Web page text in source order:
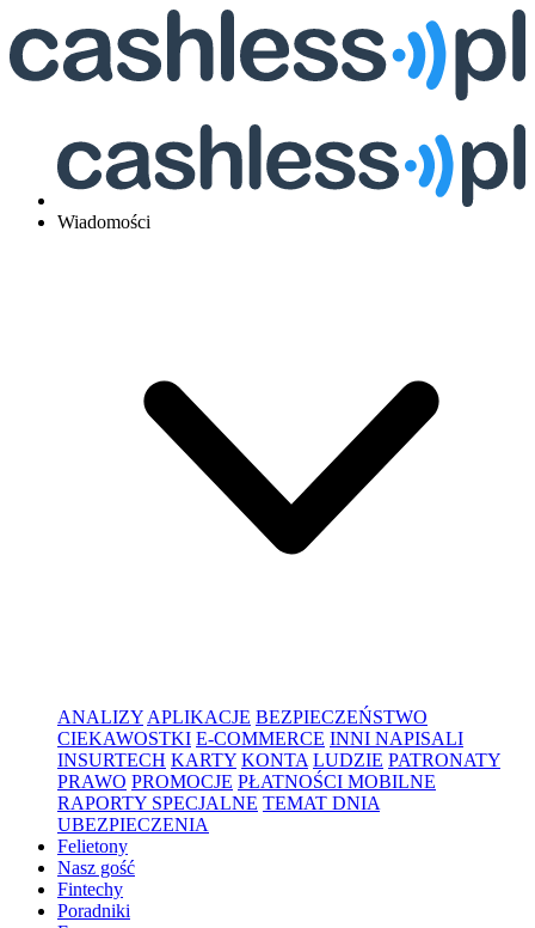
Wiadomości
ANALIZY APLIKACJE BEZPIECZEŃSTWO
CIEKAWOSTKI E-COMMERCE INNI NAPISALI
INSURTECH KARTY KONTA LUDZIE PATRONATY
PRAWO PROMOCJE PŁATNOŚCI MOBILNE
RAPORTY SPECJALNE TEMAT DNIA
UBEZPIECZENIA
Felietony
Nasz gość
Fintechy
Poradniki